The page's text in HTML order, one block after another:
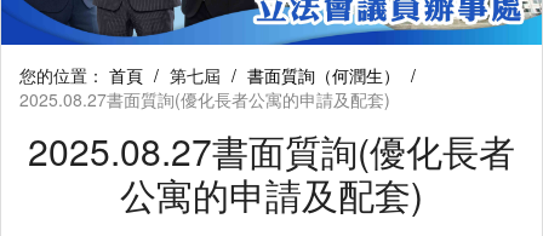
您的位置： 首頁 / 第七屆 / 書面質詢（何潤生）
/
2025.08.27書面質詢(優化長者公寓的申請及配套)
2025.08.27書面質詢(優化長者
公寓的申請及配套)